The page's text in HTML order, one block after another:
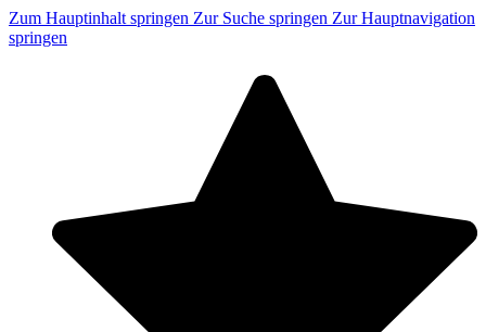
Zum Hauptinhalt springen Zur Suche springen Zur Hauptnavigation
springen